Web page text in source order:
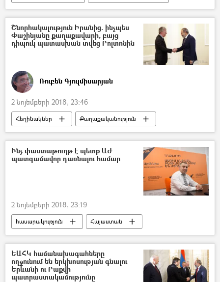
Հայաստան
Էդմոն Մարուքյան
Ազգային ժողովի ընտրություններ
Շնորհակալություն Իրանից. ինչպես
Փաշինյանը քաղաքավարի, բայց
դիպուկ պատասխան տվեց Բոլտոնին
Ռուբեն Գյուլմիսարյան
2 նոյեմբերի 2018, 23:46
Հեղինակներ
Քաղաքականություն
Հայաստան
Տնտեսություն
Տարածաշրջան
Աշխարհ
Իրանի Իսլամական Հանրապետություն
Ինչ փաստաթուղթ է պետք ԱԺ
պատգամավոր դառնալու համար
2 նոյեմբերի 2018, 23:19
հասարակություն
Հայաստան
Ազգային ժողովի ընտրություններ
ԵԱՀԿ համանախագահները
ողջունում են երկխոսության գնալու
Երևանի ու Բաքվի
պատրաստակամությունը